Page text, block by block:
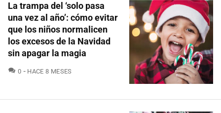
La trampa del ‘solo pasa
una vez al año’: cómo evitar
que los niños normalicen
los excesos de la Navidad
sin apagar la magia
0 COMENTARIOS
HACE 8 MESES